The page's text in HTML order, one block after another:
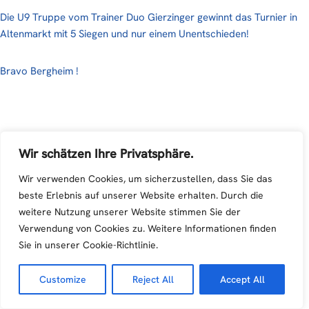
Wir schätzen Ihre Privatsphäre.
Wir verwenden Cookies, um sicherzustellen, dass Sie das
beste Erlebnis auf unserer Website erhalten. Durch die
weitere Nutzung unserer Website stimmen Sie der
Verwendung von Cookies zu. Weitere Informationen finden
Sie in unserer Cookie-Richtlinie.
Customize Reject All Accept All
Die U9 Truppe vom Trainer Duo Gierzinger gewinnt das Turnier in
Altenmarkt mit 5 Siegen und nur einem Unentschieden!
Bravo Bergheim !